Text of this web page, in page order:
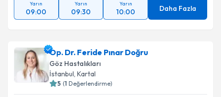
Yarın
09:00
Yarın
09:30
Yarın
10:00 Daha Fazla
Op. Dr. Feride Pınar Doğru
Göz Hastalıkları
İstanbul, Kartal
5 (1 Değerlendirme)